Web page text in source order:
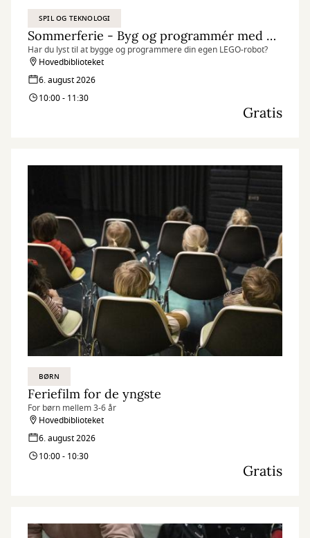
SPIL OG TEKNOLOGI
Sommerferie - Byg og programmér med LEGO Spike
Har du lyst til at bygge og programmere din egen LEGO-robot?
Hovedbiblioteket
6. august 2026
10:00 - 11:30
Gratis
BØRN
Feriefilm for de yngste
For børn mellem 3-6 år
Hovedbiblioteket
6. august 2026
10:00 - 10:30
Gratis